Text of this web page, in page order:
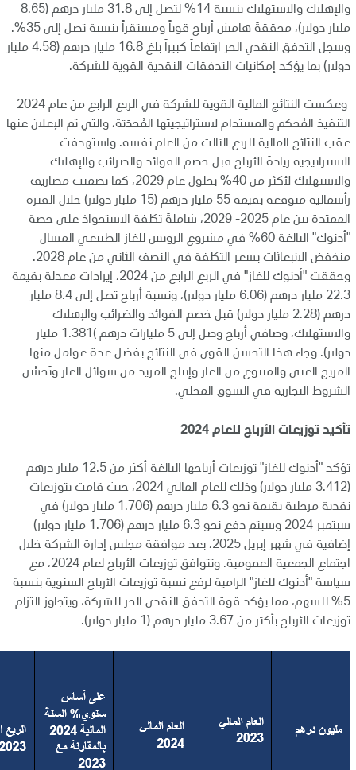
والإهلاك والاستهلاك بنسبة 14% لتصل إلى 31.8 مليار درهم (8.65
مليار دولار)، محققةً هامش أرباح قوياً ومستقراً بنسبة تصل إلى 35%.
وسجل التدفق النقدي الحر ارتفاعاً كبيراً بلغ 16.8 مليار درهم (4.58 مليار
دولار) بما يؤكد إمكانيات التدفقات النقدية القوية للشركة.
وعكست النتائج المالية القوية للشركة في الربع الرابع من عام 2024
التنفيذ المُحكم والمستدام لاستراتيجيتها المُحدَثة، والتي تم الإعلان عنها
عقب النتائج المالية للربع الثالث من العام نفسه. واستهدفت
الاستراتيجية زيادةَ الأرباح قبل خصم الفوائد والضرائب والإهلاك
والاستهلاك لأكثر من 40% بحلول عام 2029، كما تضمنت مصاريف
رأسمالية متوقعة بقيمة 55 مليار درهم (15 مليار دولار) خلال الفترة
الممتدة بين عام 2025- 2029، شاملةً تكلفة الاستحواذ على حصة
"أدنوك" البالغة 60% في مشروع الرويس للغاز الطبيعي المسال
منخفض الانبعاثات بسعر التكلفة في النصف الثاني من عام 2028.
وحققت "أدنوك للغاز" في الربع الرابع من 2024، إيرادات معدلة بقيمة
22.3 مليار درهم (6.06 مليار دولار)، ونسبة أرباح تصل إلى 8.4 مليار
درهم (2.28 مليار دولار) قبل خصم الفوائد والضرائب والإهلاك
والاستهلاك، وصافي أرباح وصل إلى 5 مليارات درهم )1.381 مليار
دولار). وجاء هذا التحسن القوي في النتائج بفضل عدة عوامل منها
المزيج الغني والمتنوع من الغاز وإنتاج المزيد من سوائل الغاز وتَحسُن
الشروط التجارية في السوق المحلي.
تأكيد توزيعات الأرباح للعام 2024
تؤكد "أدنوك للغاز" توزيعات أرباحها البالغة أكثر من 12.5 مليار درهم
(3.412 مليار دولار) وذلك للعام المالي 2024، حيث قامت بتوزيعات
نقدية مرحلية بقيمة نحو 6.3 مليار درهم (1.706 مليار دولار) في
سبتمبر 2024 وسيتم دفع نحو 6.3 مليار درهم (1.706 مليار دولار)
إضافية في شهر إبريل 2025، بعد موافقة مجلس إدارة الشركة خلال
اجتماع الجمعية العمومية. وتتوافق توزيعات الأرباح لعام 2024، مع
سياسة "أدنوك للغاز" الرامية لرفع نسبة توزيعات الأرباح السنوية بنسبة
5% للسهم، مما يؤكد قوة التدفق النقدي الحر للشركة، ويتجاوز التزام
توزيعات الأرباح بأكثر من 3.67 مليار درهم (1 مليار دولار).